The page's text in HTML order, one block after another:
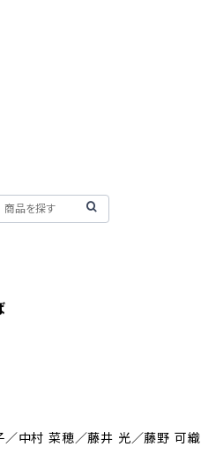
／中村 菜穂／藤井 光／藤野 可織